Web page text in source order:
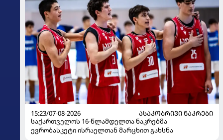
15:23/07-08-2026
ᲐᲡᲐᲙᲝᲑᲠᲘᲕᲘ ᲜᲐᲙᲠᲔᲑᲘ
საქართველოს 16-წლამდელთა ნაკრებმა
ევრობასკეტი ისრაელთან მარცხით გახსნა